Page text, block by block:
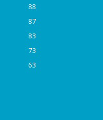
88
87
83
73
63